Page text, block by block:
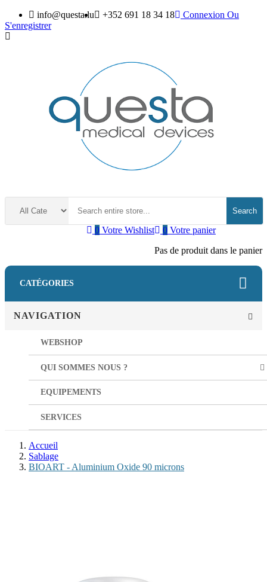
info@questa.lu +352 691 18 34 18 Connexion Ou
S'enregistrer
Search
0 Votre panier
Pas de produit dans le panier
0 Votre Wishlist
CATÉGORIES
NAVIGATION
WEBSHOP
QUI SOMMES NOUS ?
EQUIPEMENTS
SERVICES
Accueil
Sablage
BIOART - Aluminium Oxide 90 microns